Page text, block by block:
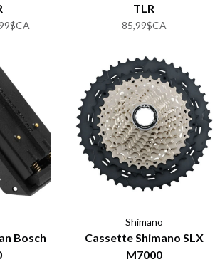
TLR
85,99$CA
Bosch
Shimano
Cassette Shimano SLX
M7000